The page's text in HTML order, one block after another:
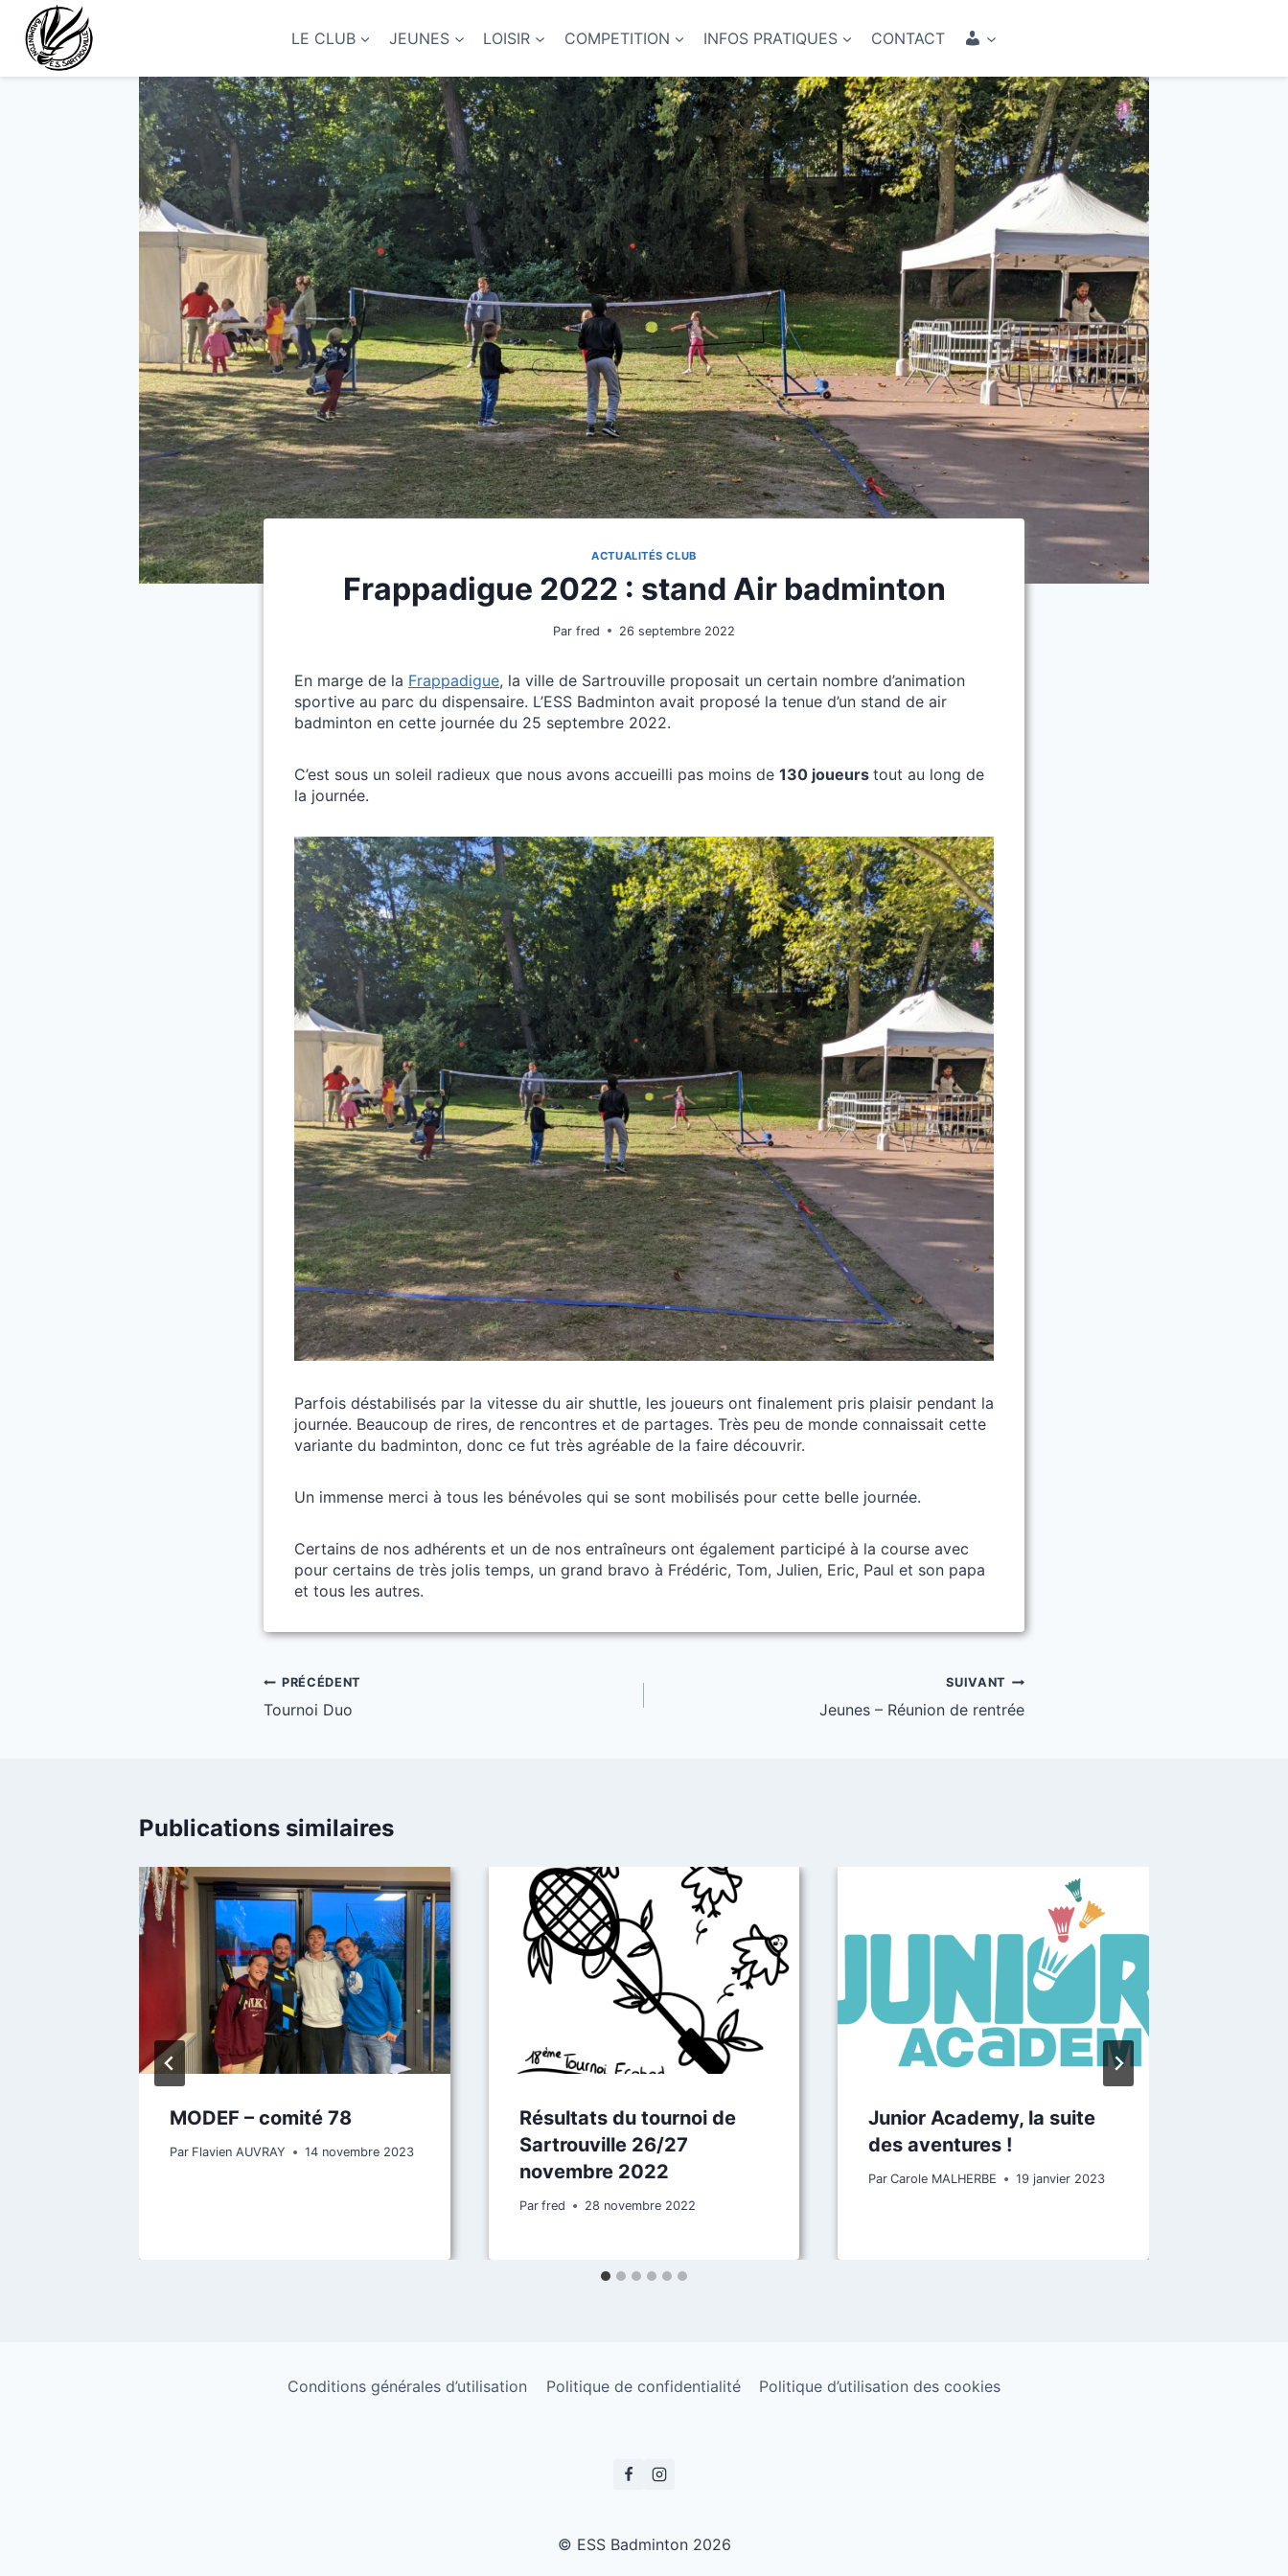
contenu
LE CLUB JEUNES LOISIR COMPETITION INFOS PRATIQUES CONTACT COMPTE
ACTUALITÉS CLUB
Frappadigue 2022 : stand Air badminton
Par fred 26 septembre 2022
En marge de la Frappadigue, la ville de Sartrouville proposait un certain nombre d’animation
sportive au parc du dispensaire. L’ESS Badminton avait proposé la tenue d’un stand de air
badminton en cette journée du 25 septembre 2022.
C’est sous un soleil radieux que nous avons accueilli pas moins de 130 joueurs tout au long de
la journée.
Parfois déstabilisés par la vitesse du air shuttle, les joueurs ont finalement pris plaisir pendant la
journée. Beaucoup de rires, de rencontres et de partages. Très peu de monde connaissait cette
variante du badminton, donc ce fut très agréable de la faire découvrir.
Un immense merci à tous les bénévoles qui se sont mobilisés pour cette belle journée.
Certains de nos adhérents et un de nos entraîneurs ont également participé à la course avec
pour certains de très jolis temps, un grand bravo à Frédéric, Tom, Julien, Eric, Paul et son papa
et tous les autres.
Navigation
de
PRÉCÉDENT
Tournoi Duo
SUIVANT
Jeunes – Réunion de rentrée
Publications similaires
MODEF – comité 78
Par Flavien AUVRAY 14 novembre 2023
Résultats du tournoi de
Sartrouville 26/27
novembre 2022
Par fred 28 novembre 2022
Junior Academy, la suite
des aventures !
Par Carole MALHERBE 19 janvier 2023
Conditions générales d’utilisation Politique de confidentialité Politique d’utilisation des cookies
© ESS Badminton 2026